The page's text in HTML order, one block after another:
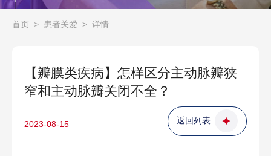
首页 > 患者关爱 > 详情
【瓣膜类疾病】怎样区分主动脉瓣狭
窄和主动脉瓣关闭不全？
2023-08-15 返回列表